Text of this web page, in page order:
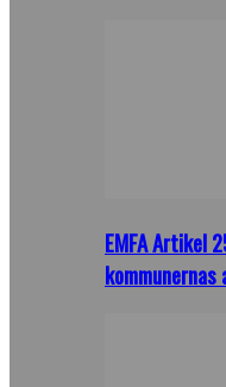
EMFA Artikel